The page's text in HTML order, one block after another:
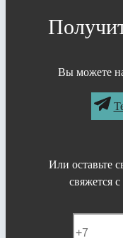
Вы можете
Или оставьте
свяжется